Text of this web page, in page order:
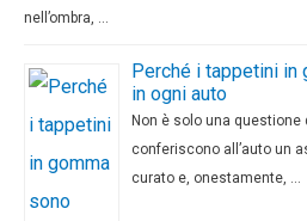
nell’ombra, …
Perché i tappetini in
in ogni auto
Non è solo una
conferiscono all’auto un
curato e, onestamente, …